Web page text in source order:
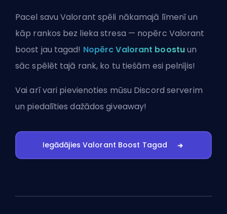
Pacel savu Valorant spēli nākamajā līmenī un
kāp rankos bez lieka stresa — nopērc Valorant
boost jau tagad! Nopērc Valorant boostuun
sāc spēlēt tajā rank, ko tu tiešām esi pelnījis!
Vai arī vari pievienoties mūsu Discord serverim
un piedalīties dažādos giveaway!
Iegādājies Valorant Boost Tagad